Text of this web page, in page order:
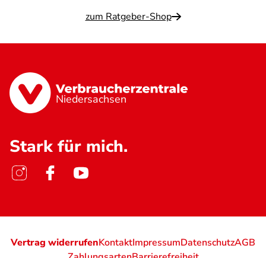
zum Ratgeber-Shop
Niedersachsen
Stark für mich.
Vertrag widerrufenKontaktImpressumDatenschutzAGB